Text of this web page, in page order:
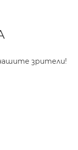
зрители!